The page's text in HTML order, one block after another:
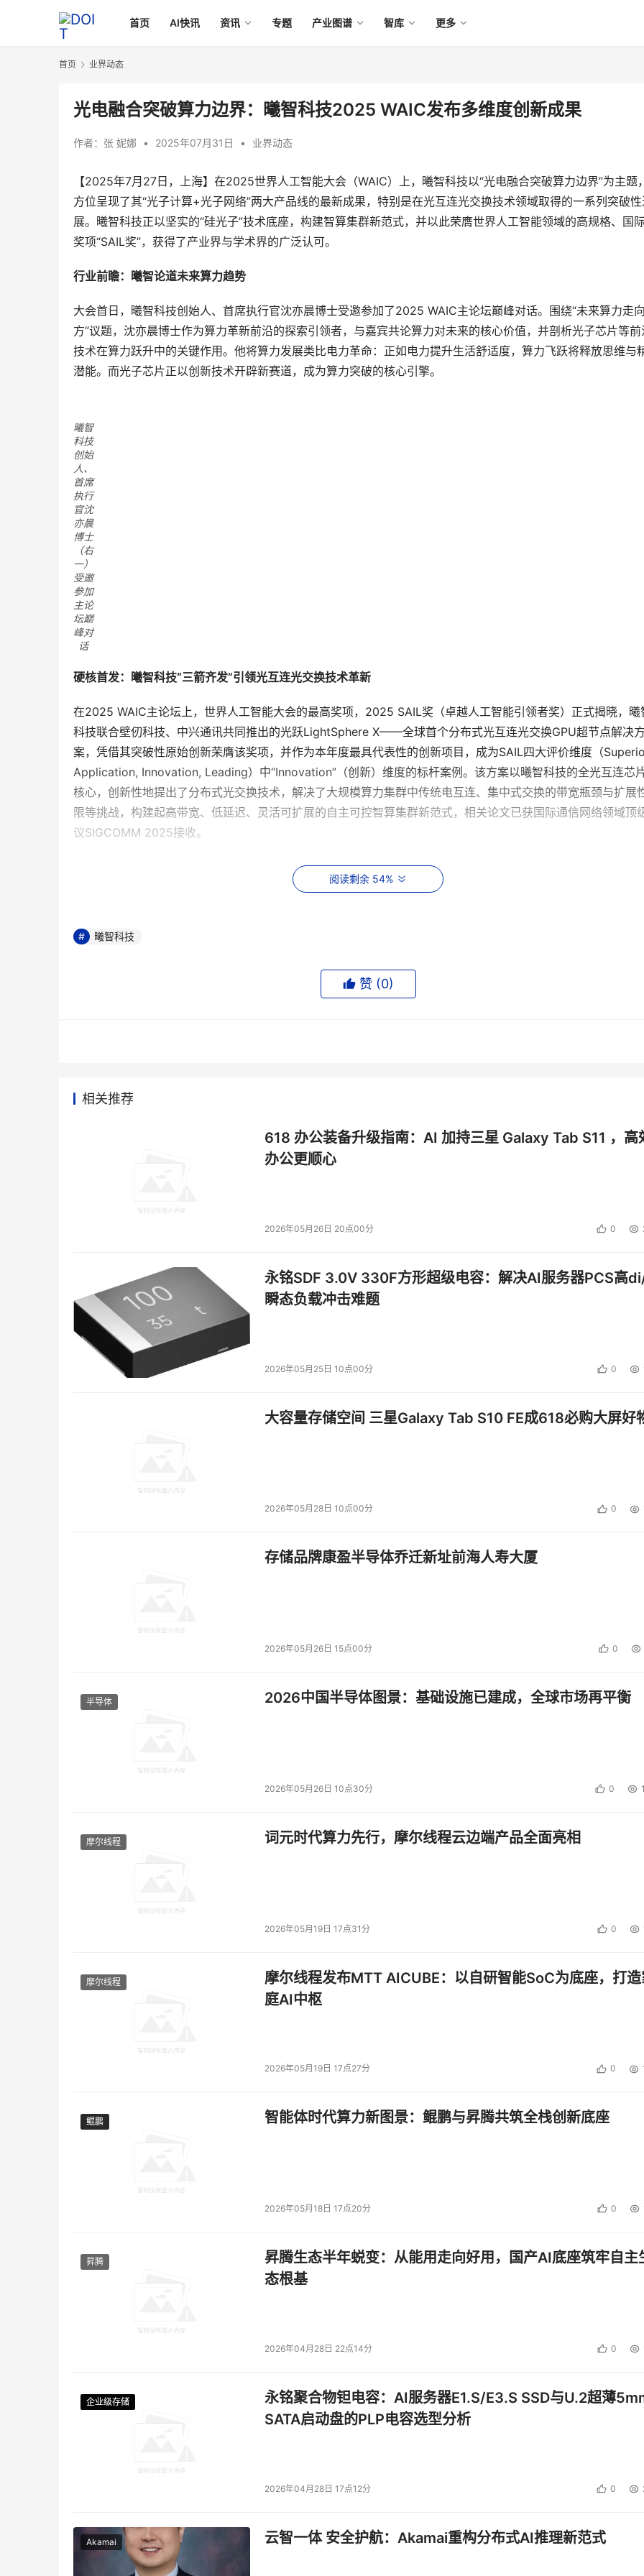
首页 AI快讯 资讯 专题 产业图谱 智库 更多
首页 业界动态
光电融合突破算力边界：曦智科技2025 WAIC发布多维度创新成果
作者： 张 妮娜 • 2025年07月31日 • 业界动态
【2025年7月27日，上海】在2025世界人工智能大会（WAIC）上，曦智科技以“光电融合突破算力边界”为主题
方位呈现了其“光子计算+光子网络”两大产品线的最新成果，特别是在光互连光交换技术领域取得的一系列突破
展。曦智科技正以坚实的“硅光子”技术底座，构建智算集群新范式，并以此荣膺世界人工智能领域的高规格、国
奖项“SAIL奖”，获得了产业界与学术界的广泛认可。
行业前瞻：曦智论道未来算力趋势
大会首日，曦智科技创始人、首席执行官沈亦晨博士受邀参加了2025 WAIC主论坛巅峰对话。围绕“未来算力走
方”议题，沈亦晨博士作为算力革新前沿的探索引领者，与嘉宾共论算力对未来的核心价值，并剖析光子芯片等前
技术在算力跃升中的关键作用。他将算力发展类比电力革命：正如电力提升生活舒适度，算力飞跃将释放思维与
潜能。而光子芯片正以创新技术开辟新赛道，成为算力突破的核心引擎。
曦智
科技
创始
人、
首席
执行
官沈
亦晨
博士
（右
一）
受邀
参加
主论
坛巅
峰对
话
硬核首发：曦智科技“三箭齐发”引领光互连光交换技术革新
在2025 WAIC主论坛上，世界人工智能大会的最高奖项，2025 SAIL奖（卓越人工智能引领者奖）正式揭晓，曦
科技联合壁仞科技、中兴通讯共同推出的光跃LightSphere X——全球首个分布式光互连光交换GPU超节点解决方
案，凭借其突破性原始创新荣膺该奖项，并作为本年度最具代表性的创新项目，成为SAIL四大评价维度（
Application, Innovation, Leading）中“Innovation”（创新）维度的标杆案例。该方案以曦智科技的全光互连芯
核心，创新性地提出了分布式光交换技术，解决了大规模算力集群中传统电互连、集中式交换的带宽瓶颈与扩展
限等挑战，构建起高带宽、低延迟、灵活可扩展的自主可控智算集群新范式，相关论文已获国际通信网络领域顶
议SIGCOMM 2025接收。
X荣获SAIL
大奖
此外，曦智科技联合燧原科技推出国内首款xPU-CPO光电共封装原型系统，通过将光学引擎与计算芯片（xPU）
基板上实现光电共封装，将电芯片与光芯片的传输距离缩短，与传统可插拔光学相比，大幅提升信号完整性并降低
xPU-
作为国内首次采用CPO技术实现GPU直接出光的成功案例，该项目验证了xPU-CPO光电共封装技术的可行性与技
方向，同时为中国人工智能基础设施建设与先进光学封装产业突破奠定了关键技术锚点。
曦智科技与沐曦合作的光互连电交换超节点方案也首次公开亮相。该方案采用线性直驱光互连技术，具有低延时、
带宽、低功耗的特点，并支持长距离传输，突破跨机柜连接的限制，支持8台标准服务器共64张xPU卡的高速互
为大模型训练及推理提供更灵活、更高效的并行策略支持，从而提升集群性能。
全景展示：“光子计算+ 光子网络”双擎驱动
在展台，曦智科技全方位呈现了其“光子计算+光子网络”两大产品线如何以光电融合突破算力边界。
以及 Gazelle 光子计算评估板，展现了硅光技术重塑计算范式的潜力。值得一提的是，曦智天枢光子计算处理器
光子网络展区：除光跃LightSphere X光互连光交互芯片、xPU-CPO光电共封装原型系统、光互连电交换超节点
外，Photowave系列PCIe/CXL光互连硬件产品也同台展出，彰显曦智科技在解决数据中心资源解耦和池化高速
此次曦智科技不仅在其独立展台大放异彩，更积极携手生态伙伴，其技术与方案同步亮相国家馆、“人工智能+”创
成果展和各合作企业展台，展现了其在推动光电融合算力生态建设和上海人工智能高地发展中的积极作用与广泛合
阅读剩余 54%
本文来源于DOIT传媒，文章内容仅供参考，不构成投资建议。
曦智科技
赞 (0)
相关推荐
618 办公装备升级指南：AI 加持三星 Galaxy Tab S11 ，高
办公更顺心
2026年05月26日 20点00分 0
永铭SDF 3.0V 330F方形超级电容：解决AI服务器PCS高
瞬态负载冲击难题
2026年05月25日 10点00分 0
大容量存储空间 三星Galaxy Tab S10 FE成618必购大屏好
2026年05月28日 10点00分 0
存储品牌康盈半导体乔迁新址前海人寿大厦
2026年05月26日 15点00分 0
半导体 2026中国半导体图景：基础设施已建成，全球市场再平衡
2026年05月26日 10点30分 0
摩尔线程 词元时代算力先行，摩尔线程云边端产品全面亮相
2026年05月19日 17点31分 0
摩尔线程
摩尔线程发布MTT AICUBE：以自研智能SoC为底座，打
庭AI中枢
2026年05月19日 17点27分 0
鲲鹏
鲲鹏 智能体时代算力新图景：鲲鹏与昇腾共筑全栈创新底座
2026年05月18日 17点20分 0
昇腾
昇腾生态半年蜕变：从能用走向好用，国产AI底座筑牢自主
态根基
2026年04月28日 22点14分 0
企业级存储
企业级存储
企业级存储
企业级存储
永铭聚合物钽电容：AI服务器E1.S/E3.S SSD与U.2超薄
SATA启动盘的PLP电容选型分析
2026年04月28日 17点12分 0
Akamai 云智一体 安全护航：Akamai重构分布式AI推理新范式